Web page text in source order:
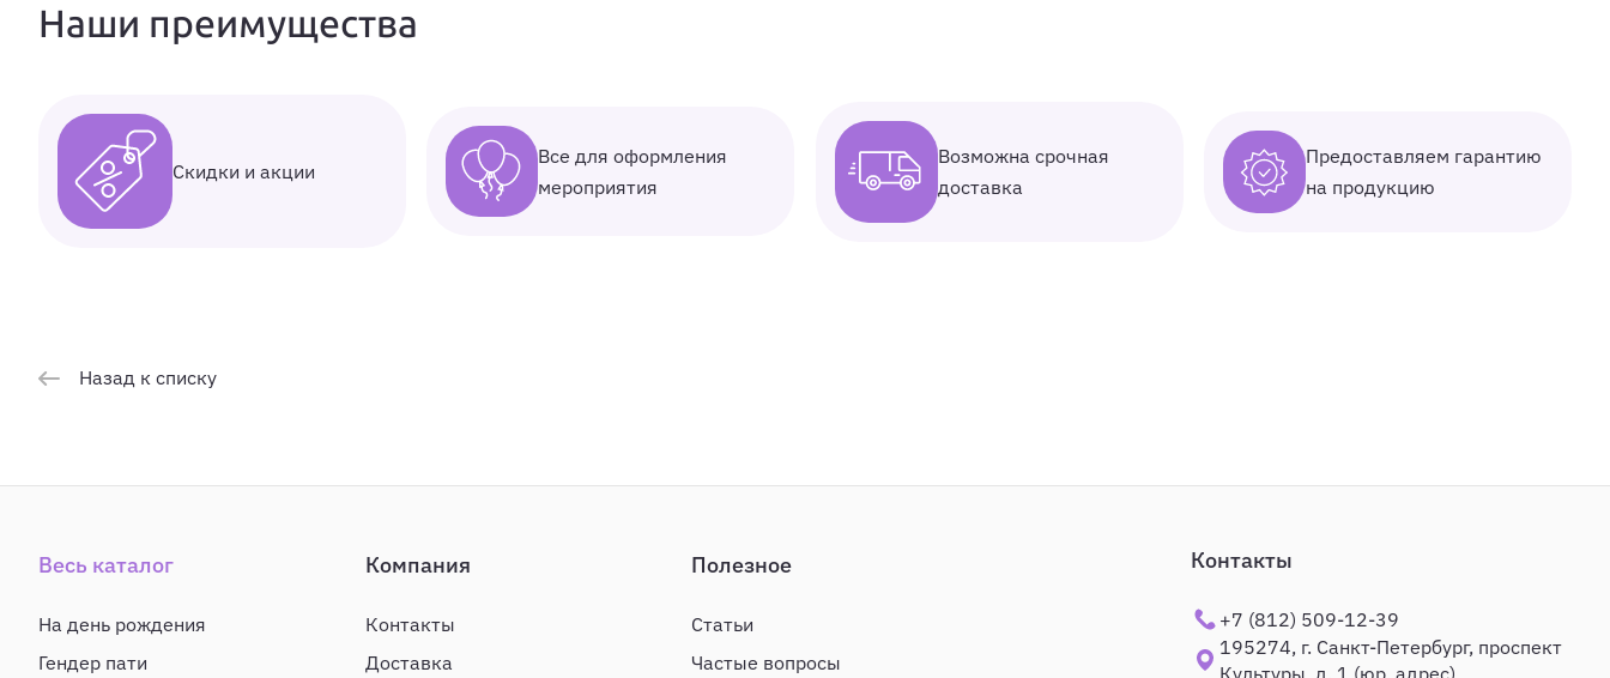
Наши преимущества
Скидки и акции
Все для оформления
мероприятия
Возможна срочная
доставка
Предоставляем гарантию
на продукцию
Назад к списку
Весь каталог
На день рождения
Гендер пати
Компания
Контакты
Доставка
Полезное
Статьи
Частые вопросы
Контакты
+7 (812) 509-12-39
195274, г. Санкт-Петербург, проспект